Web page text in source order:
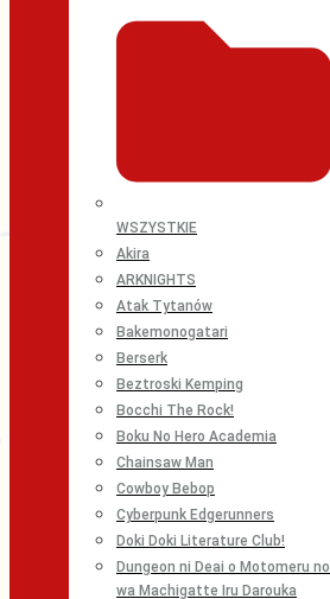
WSZYSTKIE
Akira
ARKNIGHTS
Atak Tytanów
Bakemonogatari
Berserk
Beztroski Kemping
Bocchi The Rock!
Boku No Hero Academia
Chainsaw Man
Cowboy Bebop
Cyberpunk Edgerunners
Doki Doki Literature Club!
Dungeon ni Deai o Motomeru no
wa Machigatte Iru Darouka